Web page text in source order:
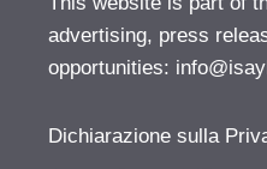
advertising, press
opportunities:
Dichiarazione sulla